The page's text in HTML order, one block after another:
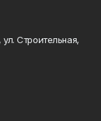
Строительная,